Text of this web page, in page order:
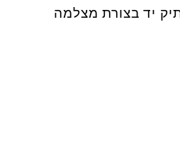
יד בצורת מצלמה